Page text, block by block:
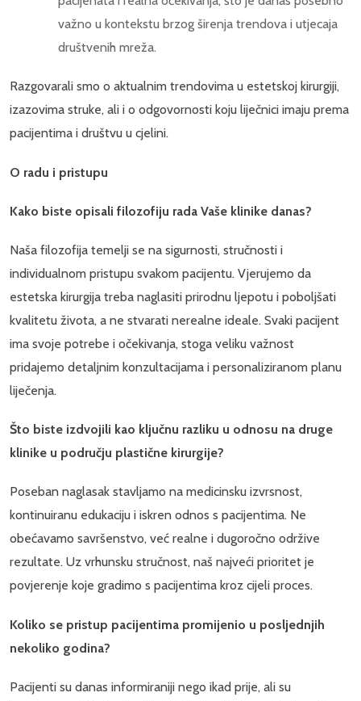
važno u kontekstu brzog širenja trendova i utjecaja
društvenih mreža.
Razgovarali smo o aktualnim trendovima u estetskoj kirurgiji,
izazovima struke, ali i o odgovornosti koju liječnici imaju prema
pacijentima i društvu u cjelini.
O radu i pristupu
Kako biste opisali filozofiju rada Vaše klinike danas?
Naša filozofija temelji se na sigurnosti, stručnosti i
individualnom pristupu svakom pacijentu. Vjerujemo da
estetska kirurgija treba naglasiti prirodnu ljepotu i poboljšati
kvalitetu života, a ne stvarati nerealne ideale. Svaki pacijent
ima svoje potrebe i očekivanja, stoga veliku važnost
pridajemo detaljnim konzultacijama i personaliziranom planu
liječenja.
Što biste izdvojili kao ključnu razliku u odnosu na druge
klinike u području plastične kirurgije?
Poseban naglasak stavljamo na medicinsku izvrsnost,
kontinuiranu edukaciju i iskren odnos s pacijentima. Ne
obećavamo savršenstvo, već realne i dugoročno održive
rezultate. Uz vrhunsku stručnost, naš najveći prioritet je
povjerenje koje gradimo s pacijentima kroz cijeli proces.
Koliko se pristup pacijentima promijenio u posljednjih
nekoliko godina?
Pacijenti su danas informiraniji nego ikad prije, ali su